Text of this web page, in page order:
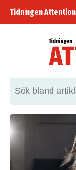
Tidningen Attention